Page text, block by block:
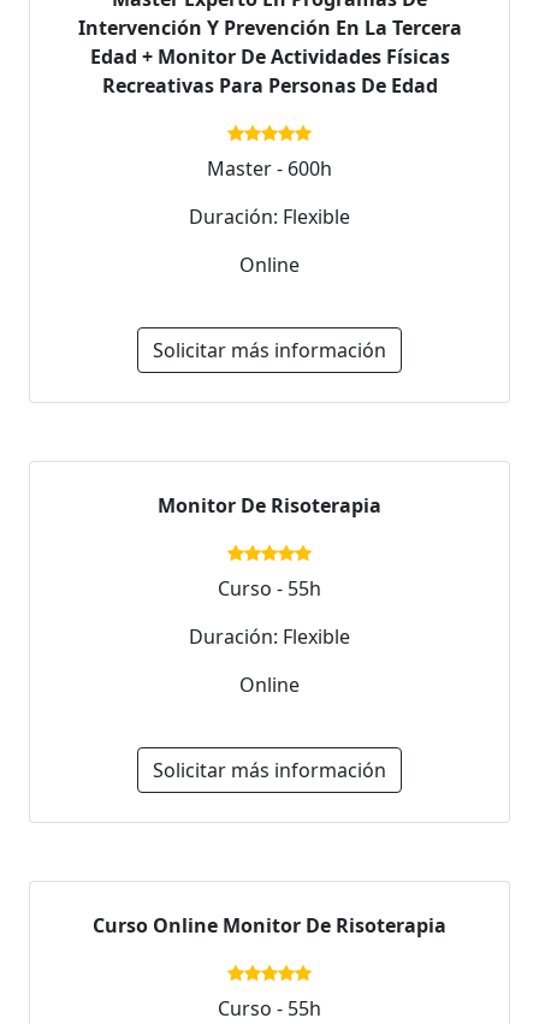
Intervención Y Prevención En La Tercera
Edad + Monitor De Actividades Físicas
Recreativas Para Personas De Edad
Master - 600h
Duración: Flexible
Online
Solicitar más información
Monitor De Risoterapia
Curso - 55h
Duración: Flexible
Online
Solicitar más información
Curso Online Monitor De Risoterapia
Curso - 55h